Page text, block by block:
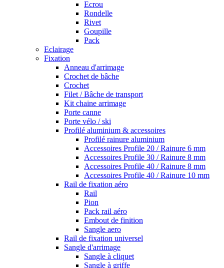
Ecrou
Rondelle
Rivet
Goupille
Pack
Eclairage
Fixation
Anneau d'arrimage
Crochet de bâche
Crochet
Filet / Bâche de transport
Kit chaine arrimage
Porte canne
Porte vélo / ski
Profilé aluminium & accessoires
Profilé rainure aluminium
Accessoires Profile 20 / Rainure 6 mm
Accessoires Profile 30 / Rainure 8 mm
Accessoires Profile 40 / Rainure 8 mm
Accessoires Profile 40 / Rainure 10 mm
Rail de fixation aéro
Rail
Pion
Pack rail aéro
Embout de finition
Sangle aero
Rail de fixation universel
Sangle d'arrimage
Sangle à cliquet
Sangle à griffe